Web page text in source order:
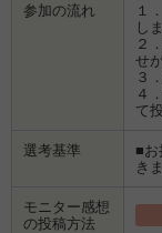
参加の流れ
１
し
２
せ
３
４
て
選考基準
■お
き
モニター感想
の投稿方法